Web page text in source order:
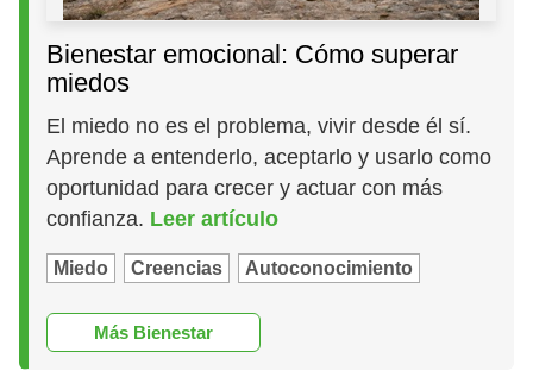
Bienestar emocional: Cómo superar
miedos
El miedo no es el problema, vivir desde él sí.
Aprende a entenderlo, aceptarlo y usarlo como
oportunidad para crecer y actuar con más
confianza. Leer artículo
Miedo Creencias Autoconocimiento
Más Bienestar